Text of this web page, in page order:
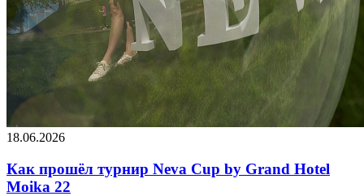
18.06.2026
Как прошёл турнир Neva Cup by Grand Hotel
Moika 22